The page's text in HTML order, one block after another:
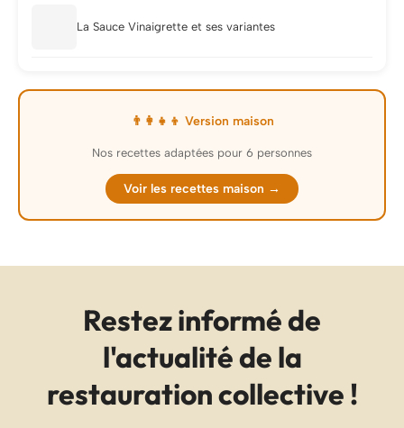
La Sauce Vinaigrette et ses variantes
👨‍👩‍👧‍👦 Version maison
Nos recettes adaptées pour 6 personnes
Voir les recettes maison →
Restez informé de
l'actualité de la
restauration collective !